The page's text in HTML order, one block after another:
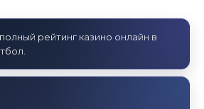
рейтинг казино онлайн в